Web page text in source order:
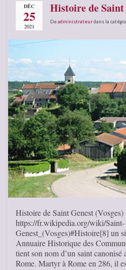
DÉC
25
2021
Histoire de Saint
Deadministrateurdans la
Histoire de Saint Genest (Vosges)
https://fr.wikipedia.org/wiki/Saint-
Genest_(Vosges)#Histoire[8] un
Annuaire Historique des
tient son nom d’un saint
Rome. Martyr à Rome en 286, il